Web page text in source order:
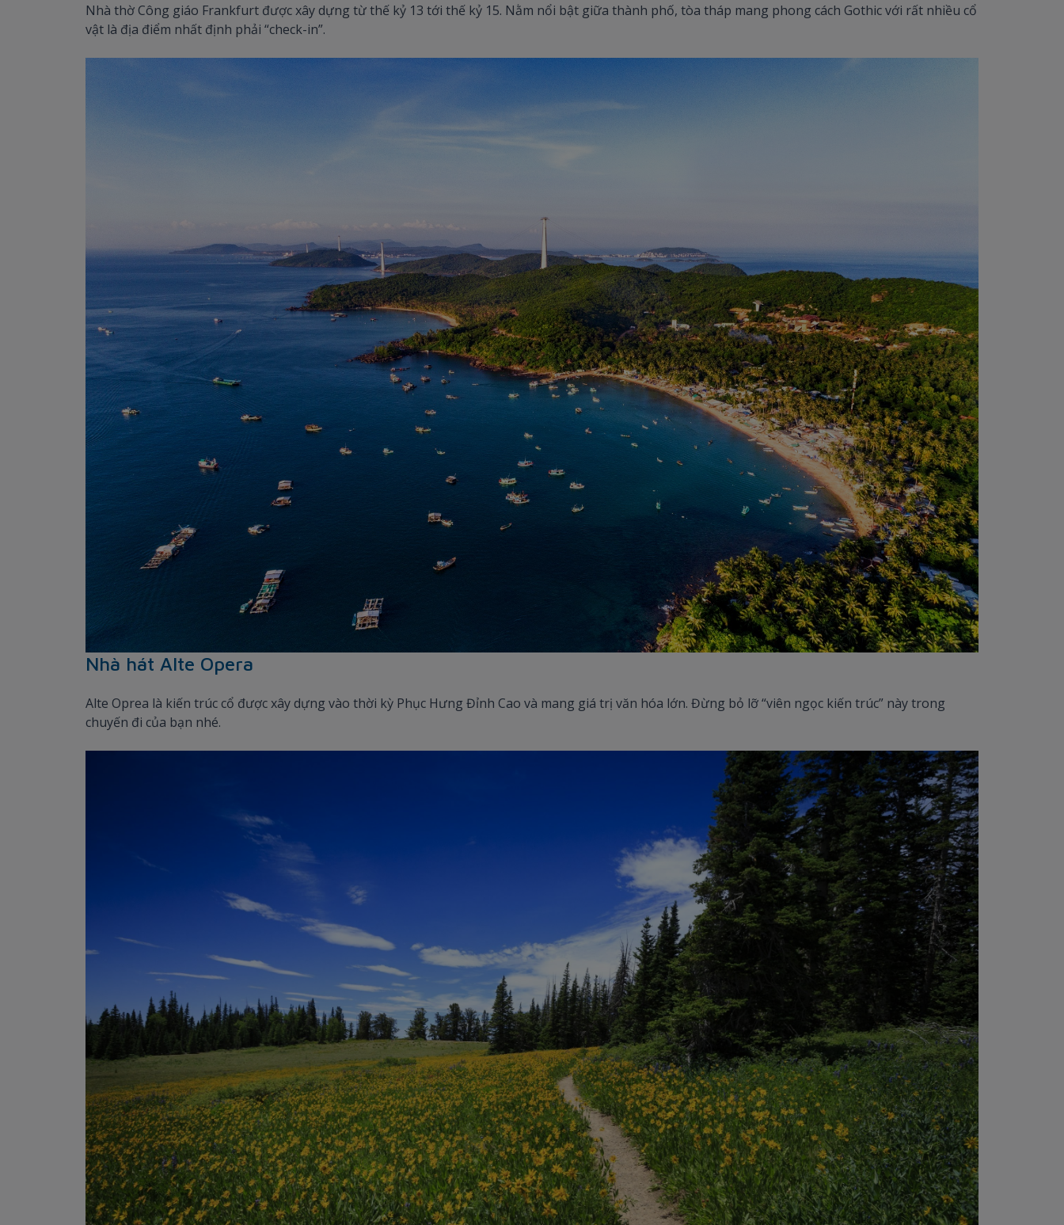
Nhà thờ Công giáo Frankfurt được xây dựng từ thế kỷ 13 tới thế kỷ 15. Nằm nổi bật giữa thành phố, tòa tháp mang phong cách Gothic với rất nhiều cổ
vật là địa điểm nhất định phải “check-in”.
Nhà hát Alte Opera
Alte Oprea là kiến trúc cổ được xây dựng vào thời kỳ Phục Hưng Đỉnh Cao và mang giá trị văn hóa lớn. Đừng bỏ lỡ “viên ngọc kiến trúc” này trong
chuyến đi của bạn nhé.